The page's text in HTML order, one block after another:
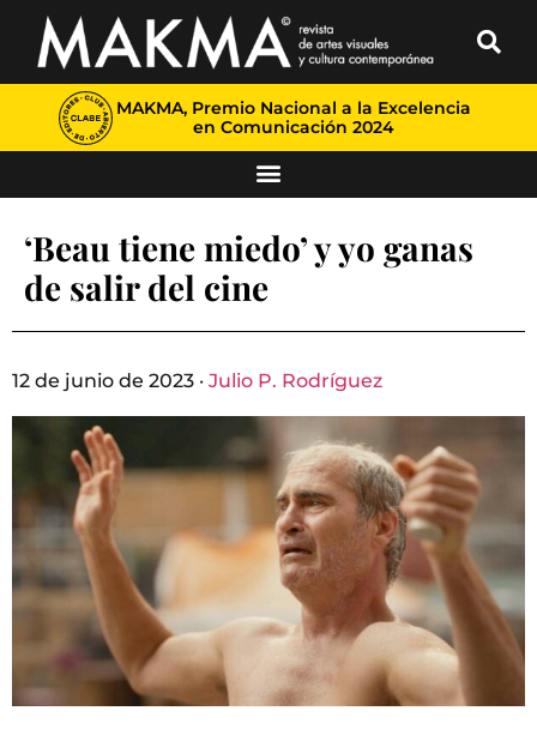
MAKMA, Premio Nacional a la Excelencia
en Comunicación 2024
‘Beau tiene miedo’ y yo ganas
de salir del cine
12 de junio de 2023 · Julio P. Rodríguez